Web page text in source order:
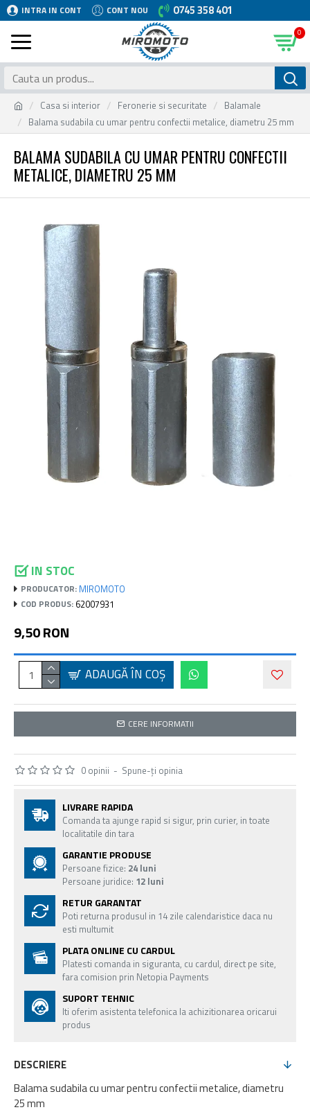
INTRA IN CONT CONT NOU 0745 358 401
0
Casa si interior Feronerie si securitate
Balamale
Balama sudabila cu umar pentru confectii metalice, diametru 25 mm
BALAMA SUDABILA CU UMAR PENTRU CONFECTII
METALICE, DIAMETRU 25 MM
IN STOC
PRODUCATOR: MIROMOTO
COD PRODUS: 62007931
0 opinii - Spune-ţi opinia
9,50 RON
ADAUGĂ ÎN COŞ
CERE INFORMATII
LIVRARE RAPIDA
Comanda ta ajunge rapid si sigur, prin curier, in toate
localitatile din tara
GARANTIE PRODUSE
Persoane fizice: 24 luni
Persoane juridice: 12 luni
RETUR GARANTAT
Poti returna produsul in 14 zile calendaristice daca nu
esti multumit
PLATA ONLINE CU CARDUL
Platesti comanda in siguranta, cu cardul, direct pe site,
fara comision prin Netopia Payments
SUPORT TEHNIC
Iti oferim asistenta telefonica la achizitionarea oricarui
produs
DESCRIERE
Balama sudabila cu umar pentru confectii metalice, diametru
25 mm